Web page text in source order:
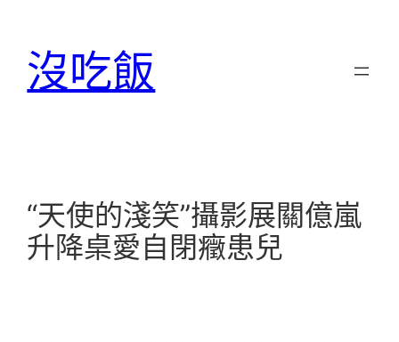
沒吃飯
“天使的淺笑”攝影展關億嵐
升降桌愛自閉癥患兒